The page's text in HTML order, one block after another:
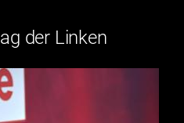
der Linken